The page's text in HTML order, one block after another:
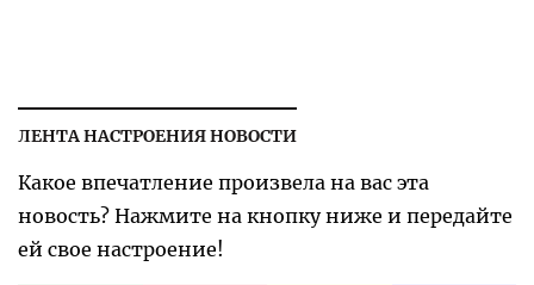
ЛЕНТА НАСТРОЕНИЯ НОВОСТИ
Какое впечатление произвела на вас эта
новость? Нажмите на кнопку ниже и передайте
ей свое настроение!